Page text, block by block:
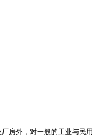
房外，对一般的工业与